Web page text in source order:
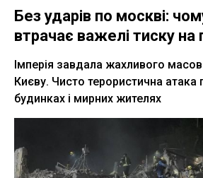
Без ударів по москві:
втрачає важелі тиску на
Імперія завдала жахливого
Києву. Чисто терористична атака
будинках і мирних жителях